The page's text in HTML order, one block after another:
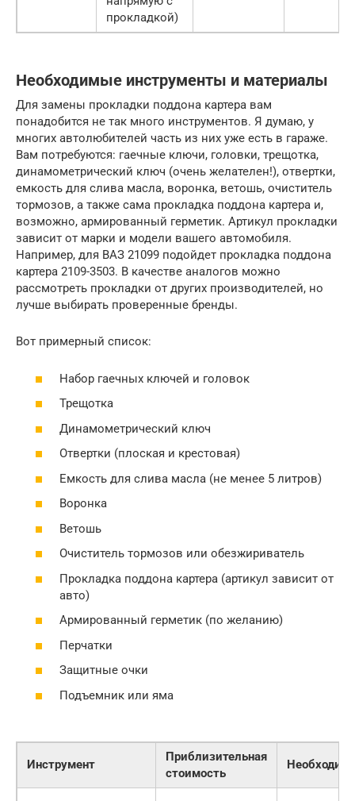
прокладкой)
Необходимые инструменты и материалы
Для замены прокладки поддона картера вам
понадобится не так много инструментов. Я думаю, у
многих автолюбителей часть из них уже есть в гараже.
Вам потребуются: гаечные ключи, головки, трещотка,
динамометрический ключ (очень желателен!), отвертки,
емкость для слива масла, воронка, ветошь, очиститель
тормозов, а также сама прокладка поддона картера и,
возможно, армированный герметик. Артикул прокладки
зависит от марки и модели вашего автомобиля.
Например, для ВАЗ 21099 подойдет прокладка поддона
картера 2109-3503. В качестве аналогов можно
рассмотреть прокладки от других производителей, но
лучше выбирать проверенные бренды.
Вот примерный список:
Набор гаечных ключей и головок
Трещотка
Динамометрический ключ
Отвертки (плоская и крестовая)
Емкость для слива масла (не менее 5 литров)
Воронка
Ветошь
Очиститель тормозов или обезжириватель
Прокладка поддона картера (артикул зависит от
авто)
Армированный герметик (по желанию)
Перчатки
Защитные очки
Подъемник или яма
Инструмент
Приблизительная
стоимость